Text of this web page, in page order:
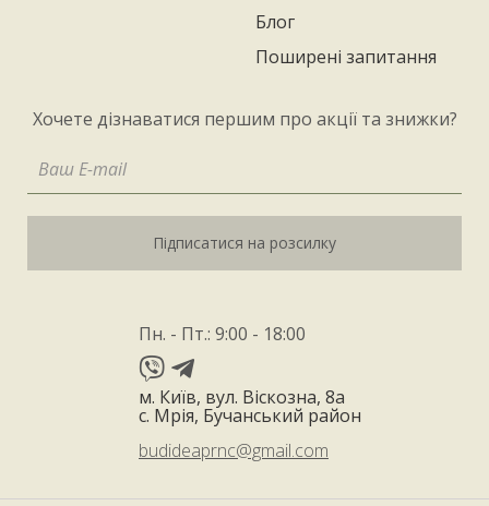
Блог
Поширені запитання
Хочете дізнаватися першим про акції та знижки?
Підписатися на розсилку
Пн. - Пт.: 9:00 - 18:00
м. Київ, вул. Віскозна, 8а
с. Мрія, Бучанський район
budideaprnc@gmail.com